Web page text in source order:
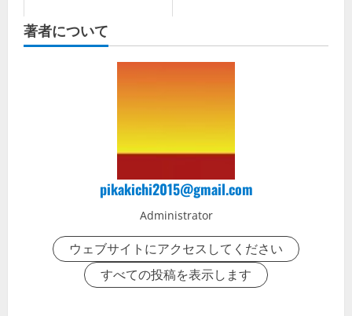
著者について
pikakichi2015@gmail.com
Administrator
ウェブサイトにアクセスしてください
すべての投稿を表示します